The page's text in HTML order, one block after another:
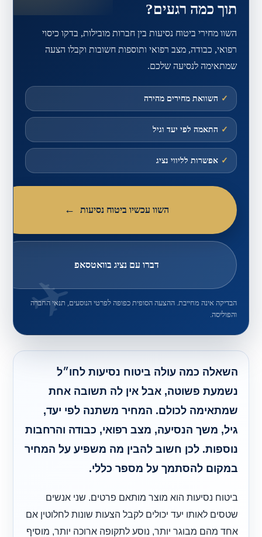
תוך כמה רגעים?
השוו מחירי ביטוח נסיעות בין חברות מובילות, בדקו כיסוי
רפואי, כבודה, מצב רפואי ותוספות חשובות וקבלו הצעה
שמתאימה לנסיעה שלכם.
✓ השוואת מחירים מהירה
✓ התאמה לפי יעד וגיל
✓ אפשרות לליווי נציג
השוו עכשיו ביטוח נסיעות
דברו עם נציג בוואטסאפ
הבדיקה אינה מחייבת. ההצעה הסופית כפופה לפרטי הנוסעים, תנאי החברה
והפוליסה.
השאלה כמה עולה ביטוח נסיעות לחו״ל
נשמעת פשוטה, אבל אין לה תשובה אחת
שמתאימה לכולם. המחיר משתנה לפי יעד,
גיל, משך הנסיעה, מצב רפואי, כבודה והרחבות
נוספות. לכן חשוב להבין מה משפיע על המחיר
במקום להסתמך על מספר כללי.
ביטוח נסיעות הוא מוצר מותאם פרטים. שני אנשים
שטסים לאותו יעד יכולים לקבל הצעות שונות לחלוטין אם
אחד מהם מבוגר יותר, נוסע לתקופה ארוכה יותר, מוסיף